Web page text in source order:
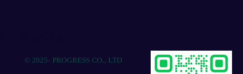
© 2025- PROGRESS CO., LTD